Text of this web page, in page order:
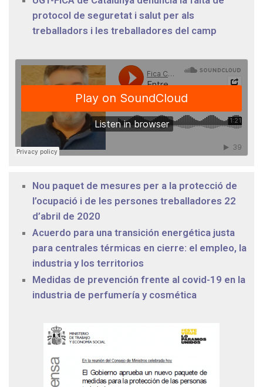
protocol de seguretat i salut per als
treballadors i les treballadores del camp
Nou paquet de mesures per a la protecció de
l’ocupació i de les persones treballadores 22
d’abril de 2020
Acuerdo para una transición energética justa
para centrales térmicas en cierre: el empleo, la
industria y los territorios
Medidas de prevención frente al covid-19 en la
industria de perfumería y cosmética